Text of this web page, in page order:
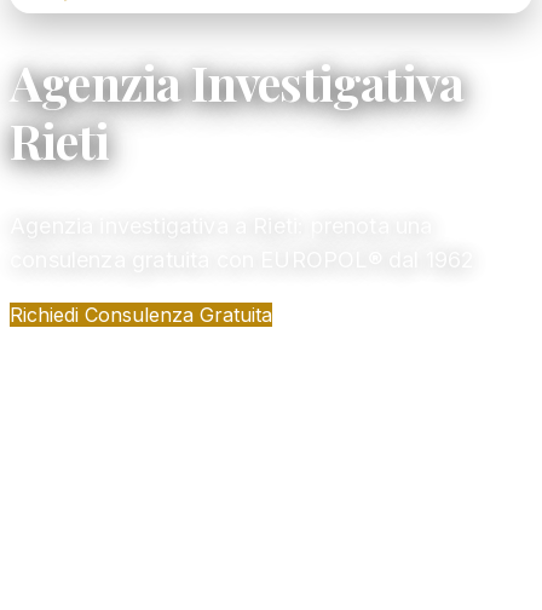
Agenzia Investigativa
Rieti
Richiedi Consulenza Gratuita